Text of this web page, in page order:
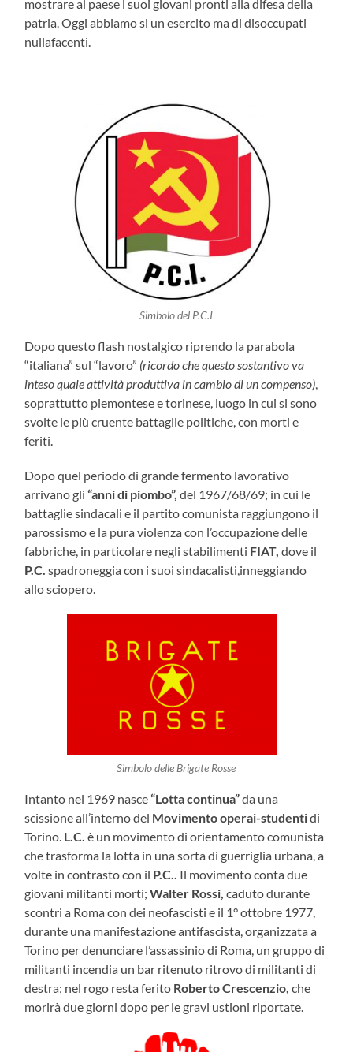
mostrare al paese i suoi giovani pronti alla difesa della
patria. Oggi abbiamo si un esercito ma di disoccupati
nullafacenti.
Simbolo del P.C.I
Dopo questo flash nostalgico riprendo la parabola
“italiana” sul “lavoro” (ricordo che questo sostantivova
inteso quale attività produttiva in cambio di un compenso),
soprattutto piemontese e torinese, luogo in cui si sono
svolte le più cruente battaglie politiche, con morti e
feriti.
Dopo quel periodo di grande fermento lavorativo
arrivano gli“anni di piombo”, del 1967/68/69; in cui le
battaglie sindacali e il partito comunista raggiungono il
parossismo e la pura violenza con l’occupazione delle
fabbriche, in particolare negli stabilimenti FIAT, dove il
P.C. spadroneggia con i suoi sindacalisti,inneggiando
allo sciopero.
Simbolo delle Brigate Rosse
Intanto nel 1969 nasce“Lotta continua”da una
scissione all’interno del Movimento operai-studentidi
Torino. L.C.è un movimento di orientamento comunista
che trasforma la lotta in una sorta di guerriglia urbana, a
volte in contrasto con il P.C.. Il movimento conta due
giovani militanti morti;Walter Rossi, caduto durante
scontri a Roma con dei neofascisti e il 1° ottobre 1977,
durante una manifestazione antifascista, organizzata a
Torino per denunciare l’assassinio di Roma, un gruppo di
militanti incendia un bar ritenuto ritrovo di militanti di
destra; nel rogo resta ferito RobertoCrescenzio, che
morirà due giorni dopo per le gravi ustioni riportate.